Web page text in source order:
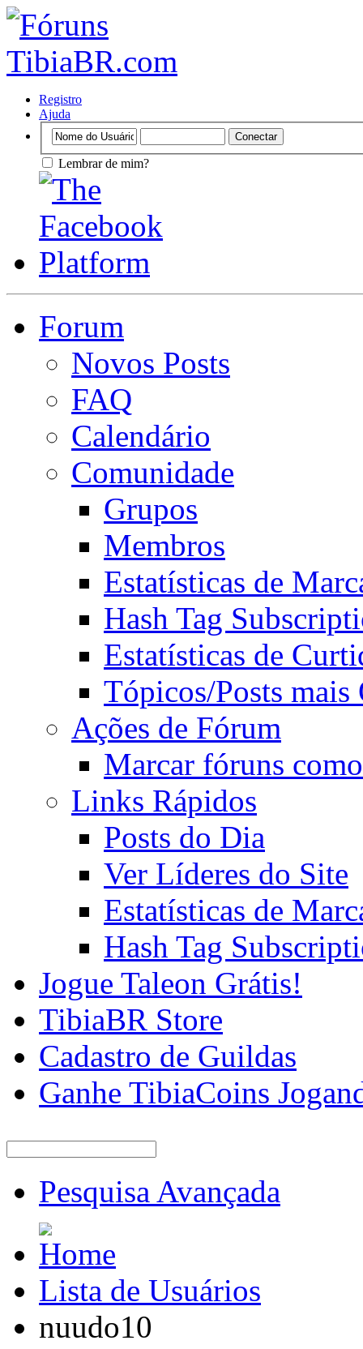
Registro
Ajuda
Lembrar de mim?
Forum
Novos Posts
FAQ
Calendário
Comunidade
Grupos
Membros
Estatísticas de
Hash Tag
Estatísticas de
Tópicos/Posts mais
Ações de Fórum
Marcar fóruns
Links Rápidos
Posts do Dia
Ver Líderes do Site
Estatísticas de
Hash Tag
Jogue Taleon Grátis!
TibiaBR Store
Cadastro de Guildas
Ganhe TibiaCoins
Pesquisa Avançada
Lista de Usuários
nuudo10